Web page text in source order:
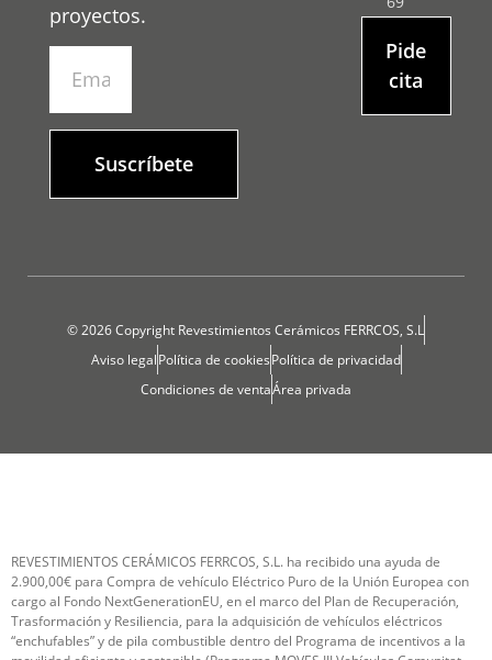
proyectos.
Suscríbete
Pide
cita
© 2026 Copyright Revestimientos Cerámicos FERRCOS, S.L
Aviso legalPolítica de cookiesPolítica de privacidad
Condiciones de ventaÁrea privada
REVESTIMIENTOS CERÁMICOS FERRCOS, S.L. ha recibido una ayuda de
2.900,00€ para Compra de vehículo Eléctrico Puro de la Unión Europea con
cargo al Fondo NextGenerationEU, en el marco del Plan de Recuperación,
Trasformación y Resiliencia, para la adquisición de vehículos eléctricos
“enchufables” y de pila combustible dentro del Programa de incentivos a la